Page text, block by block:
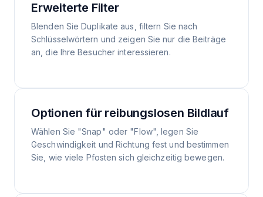
Erweiterte Filter
Blenden Sie Duplikate aus, filtern Sie nach
Schlüsselwörtern und zeigen Sie nur die Beiträge
an, die Ihre Besucher interessieren.
Optionen für reibungslosen Bildlauf
Wählen Sie "Snap" oder "Flow", legen Sie
Geschwindigkeit und Richtung fest und bestimmen
Sie, wie viele Pfosten sich gleichzeitig bewegen.